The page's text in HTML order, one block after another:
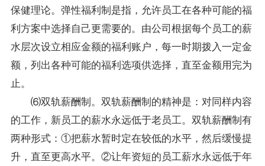
保健理论。弹性福利制是指，允许员工在各种可能的福
利方案中选择自己更需要的。由公司根据每个员工的薪
水层次设立相应金额的福利账户，每一时期拨入一定金
额，列出各种可能的福利选项供选择，直至金额用完为
止。
⑹双轨薪酬制。双轨薪酬制的精神是：对同样内容
的工作，新员工的薪水永远低于老员工。双轨薪酬制有
两种形式：①把薪水暂时定在较低的水平，然后缓慢提
升，直至更高水平。②让年资短的员工薪水永远低于年